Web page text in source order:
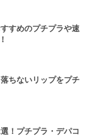
すめのプチプラや速
ちないリップをプチ
！プチプラ・デパコ